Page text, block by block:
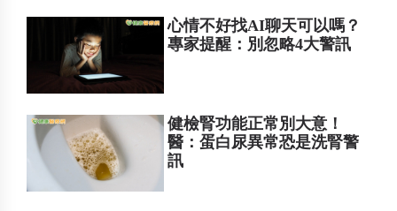
心情不好找AI聊天可以嗎？
專家提醒：別忽略4大警訊
健檢腎功能正常別大意！
醫：蛋白尿異常恐是洗腎警
訊